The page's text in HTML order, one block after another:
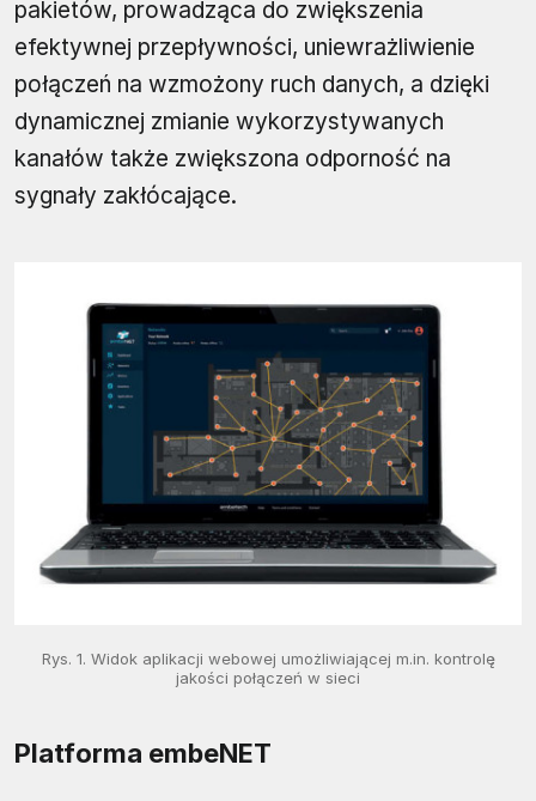
pakietów, prowadząca do zwiększenia
efektywnej przepływności, uniewrażliwienie
połączeń na wzmożony ruch danych, a dzięki
dynamicznej zmianie wykorzystywanych
kanałów także zwiększona odporność na
sygnały zakłócające.
Rys. 1. Widok aplikacji webowej umożliwiającej m.in. kontrolę
jakości połączeń w sieci
Platforma embeNET